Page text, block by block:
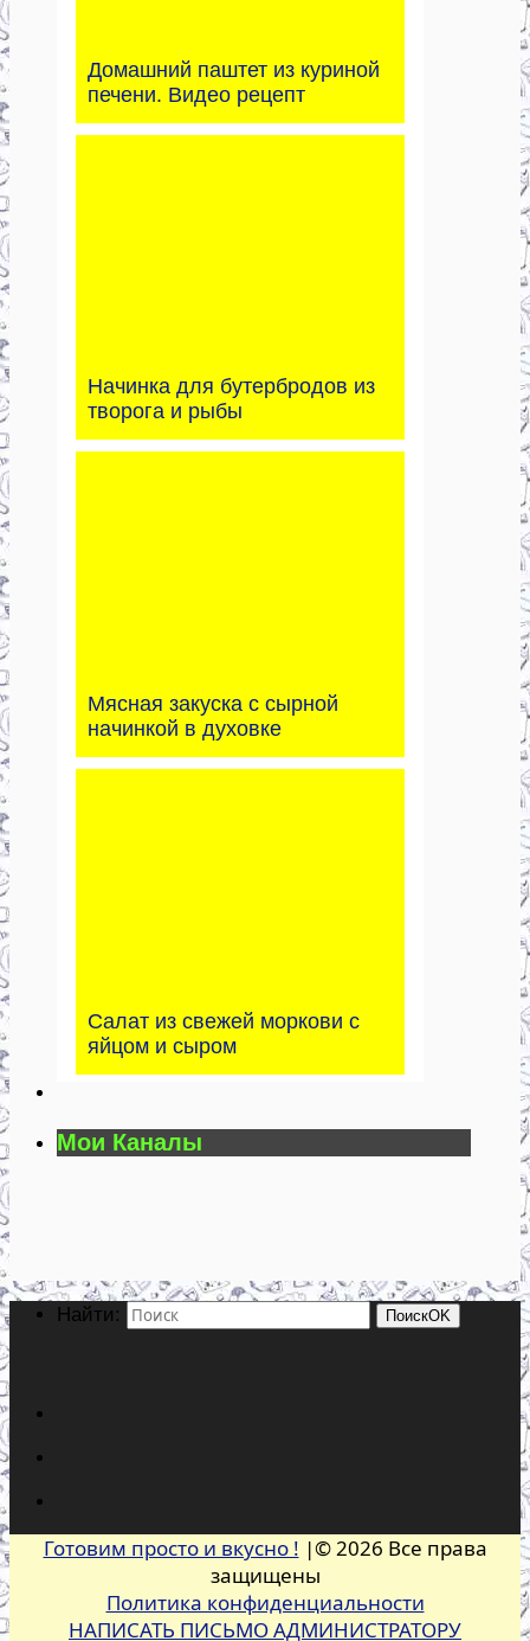
Домашний паштет из куриной
печени. Видео рецепт
Начинка для бутербродов из
творога и рыбы
Мясная закуска с сырной
начинкой в духовке
Салат из свежей моркови с
яйцом и сыром
Мои Каналы
Найти: ПоискOK
Готовим просто и вкусно ! |© 2026 Все права
защищены
Политика конфиденциальности
НАПИСАТЬ ПИСЬМО АДМИНИСТРАТОРУ